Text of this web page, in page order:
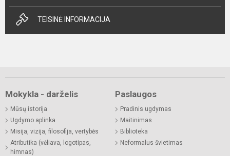
TEISINĖ INFORMACIJA
Mokykla - darželis
Mūsų istorija
Ugdymo aplinka
Misija, vizija, filosofija, vertybės
Atributika (vėliava, logotipas,
himnas)
Paslaugos
Pradinis ugdymas
Maitinimas
Biblioteka
Neformalus švietimas